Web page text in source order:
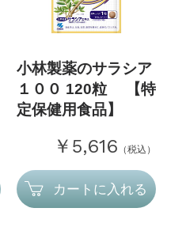
小林製薬のサラシア
１００ 120粒 【特
定保健用食品】
￥5,616 （税込）
カートに入れる